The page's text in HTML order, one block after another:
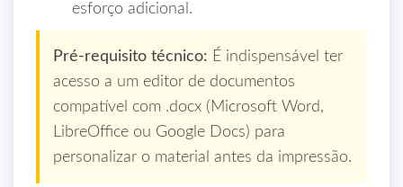
esforço adicional.
Pré‑requisito técnico: É indispensável ter
acesso a um editor de documentos
compatível com .docx (Microsoft Word,
LibreOffice ou Google Docs) para
personalizar o material antes da impressão.